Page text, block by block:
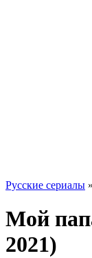
Русские сериалы »
Мой
2021)